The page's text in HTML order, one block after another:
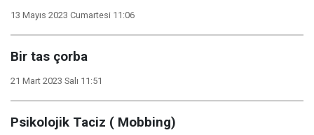
13 Mayıs 2023 Cumartesi 11:06
Bir tas çorba
21 Mart 2023 Salı 11:51
Psikolojik Taciz ( Mobbing)